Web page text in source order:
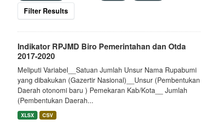
Filter Results
Indikator RPJMD Biro Pemerintahan dan Otda
2017-2020
Meliputi Variabel__Satuan Jumlah Unsur Nama Rupabumi
yang dibakukan (Gazertir Nasional)__Unsur (Pembentukan
Daerah otonomi baru ) Pemekaran Kab/Kota__ Jumlah
(Pembentukan Daerah...
XLSX CSV